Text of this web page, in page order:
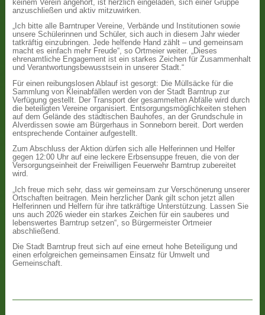
keinem Verein angehört, ist herzlich eingeladen, sich einer Gruppe
anzuschließen und aktiv mitzuwirken.
„Ich bitte alle Barntruper Vereine, Verbände und Institutionen sowie
unsere Schülerinnen und Schüler, sich auch in diesem Jahr wieder
tatkräftig einzubringen. Jede helfende Hand zählt – und gemeinsam
macht es einfach mehr Freude“, so Ortmeier weiter. „Dieses
ehrenamtliche Engagement ist ein starkes Zeichen für Zusammenhalt
und Verantwortungsbewusstsein in unserer Stadt.“
Für einen reibungslosen Ablauf ist gesorgt: Die Müllsäcke für die
Sammlung von Kleinabfällen werden von der Stadt Barntrup zur
Verfügung gestellt. Der Transport der gesammelten Abfälle wird durch
die beteiligten Vereine organisiert. Entsorgungsmöglichkeiten stehen
auf dem Gelände des städtischen Bauhofes, an der Grundschule in
Alverdissen sowie am Bürgerhaus in Sonneborn bereit. Dort werden
entsprechende Container aufgestellt.
Zum Abschluss der Aktion dürfen sich alle Helferinnen und Helfer
gegen 12:00 Uhr auf eine leckere Erbsensuppe freuen, die von der
Versorgungseinheit der Freiwilligen Feuerwehr Barntrup zubereitet
wird.
„Ich freue mich sehr, dass wir gemeinsam zur Verschönerung unserer
Ortschaften beitragen. Mein herzlicher Dank gilt schon jetzt allen
Helferinnen und Helfern für ihre tatkräftige Unterstützung. Lassen Sie
uns auch 2026 wieder ein starkes Zeichen für ein sauberes und
lebenswertes Barntrup setzen“, so Bürgermeister Ortmeier
abschließend.
Die Stadt Barntrup freut sich auf eine erneut hohe Beteiligung und
einen erfolgreichen gemeinsamen Einsatz für Umwelt und
Gemeinschaft.